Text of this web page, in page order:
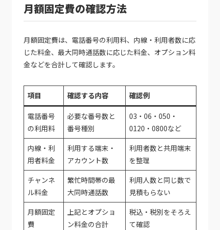
月額固定費の確認方法
月額固定費は、電話番号の利用料、内線・利用者数に応
じた料金、最大同時通話数に応じた料金、オプション料
金などを合計して確認します。
項目 確認する内容 確認例
電話番号
の利用料
必要な番号数と
番号種別
03・06・050・
0120・0800など
内線・利
用者料金
利用する端末・
アカウント数
利用者数と共用端末
を整理
チャンネ
ル料金
繁忙時間帯の最
大同時通話数
利用人数と同じ数で
見積もらない
月額固定
費
上記とオプショ
ン料金の合計
税込・税別をそろえ
て確認